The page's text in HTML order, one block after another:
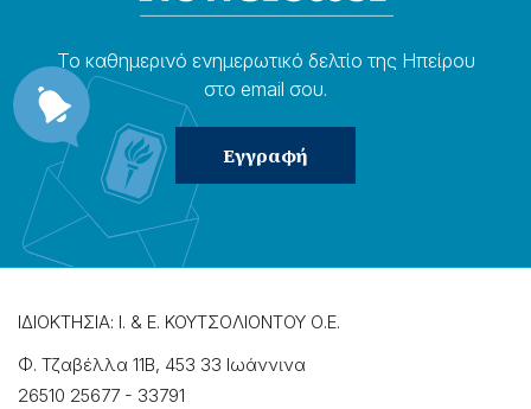
Το καθημερɩνό ενημερωτɩκό δελτίο της Ηπείρου
στο email σου.
ΙΔΙΟΚΤΗΣΙΑ: Ι. & Ε. ΚΟΥΤΣΟΛΙΟΝΤΟΥ Ο.Ε.
Φ. Τζαβέλλα 11Β, 453 33 Ιωάννɩνα
26510 25677 - 33791